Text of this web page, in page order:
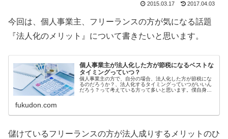
2015.03.17 2017.04.03
今回は、個人事業主、フリーランスの方が気になる話題
『法人化のメリット』について書きたいと思います。
個人事業主が法人化した方が節税になるベストな
タイミングっていつ？
個人事業主の方で、自分の場合、法人化した方が節税にな
るのだろうか？、法人化するタイミングっていつがいいん
だろう？って考えている方って多いと思います。僕自身、
fukudon.com
儲けているフリーランスの方が法人成りするメリットのひ